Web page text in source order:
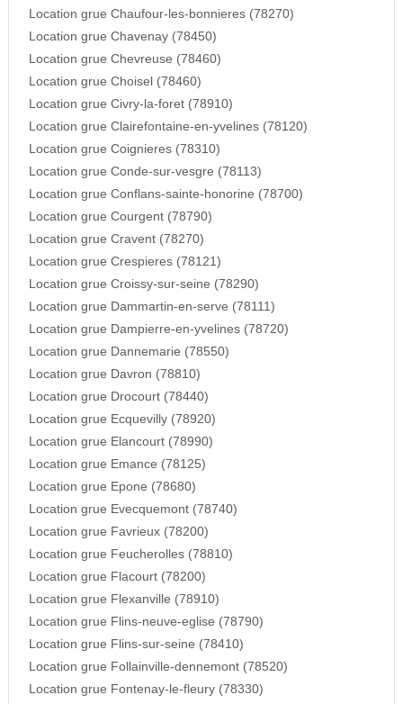
Location grue Chaufour-les-bonnieres (78270)
Location grue Chavenay (78450)
Location grue Chevreuse (78460)
Location grue Choisel (78460)
Location grue Civry-la-foret (78910)
Location grue Clairefontaine-en-yvelines (78120)
Location grue Coignieres (78310)
Location grue Conde-sur-vesgre (78113)
Location grue Conflans-sainte-honorine (78700)
Location grue Courgent (78790)
Location grue Cravent (78270)
Location grue Crespieres (78121)
Location grue Croissy-sur-seine (78290)
Location grue Dammartin-en-serve (78111)
Location grue Dampierre-en-yvelines (78720)
Location grue Dannemarie (78550)
Location grue Davron (78810)
Location grue Drocourt (78440)
Location grue Ecquevilly (78920)
Location grue Elancourt (78990)
Location grue Emance (78125)
Location grue Epone (78680)
Location grue Evecquemont (78740)
Location grue Favrieux (78200)
Location grue Feucherolles (78810)
Location grue Flacourt (78200)
Location grue Flexanville (78910)
Location grue Flins-neuve-eglise (78790)
Location grue Flins-sur-seine (78410)
Location grue Follainville-dennemont (78520)
Location grue Fontenay-le-fleury (78330)